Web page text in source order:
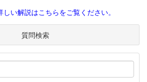
い解説はこちらをご覧ください。
質問検索